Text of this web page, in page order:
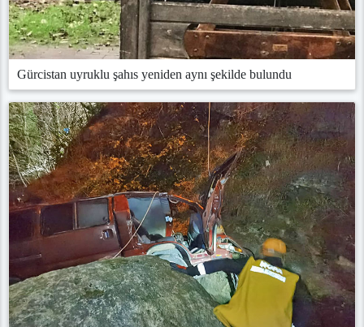
Gürcistan uyruklu şahıs yeniden aynı şekilde bulundu